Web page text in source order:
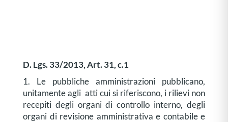
D. Lgs. 33/2013, Art. 31, c.1
1. Le pubbliche amministrazioni pubblicano,
unitamente agli atti cui si riferiscono, i rilievi non
recepiti degli organi di controllo interno, degli
organi di revisione amministrativa e contabile e